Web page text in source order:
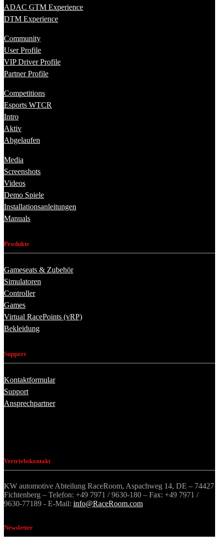
ADAC GTM Experience
DTM Experience
Community
User Profile
VIP Driver Profile
Partner Profile
Competitions
Esports WTCR
Intro
Aktiv
Abgelaufen
Media
Screenshots
Videos
Demo Spiele
Installationsanleitungen
Manuals
Produkte
Gameseats & Zubehör
Simulatoren
Controller
Games
Virtual RacePoints (vRP)
Bekleidung
Support
Kontaktformular
Support
Ansprechpartner
Vertriebskontakt
KW automotive Abteilung RaceRoom, Aspachweg 14, DE – 74427
Fichtenberg – Telefon: +49 7971 / 9630-180 – Fax: +49 7971 /
9630-77189 - E-Mail: info@RaceRoom.com
Newsletter